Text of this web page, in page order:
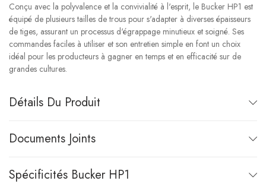
Conçu avec la polyvalence et la convivialité à l'esprit, le Bucker HP1 est
équipé de plusieurs tailles de trous pour s'adapter à diverses épaisseurs
de tiges, assurant un processus d'égrappage minutieux et soigné. Ses
commandes faciles à utiliser et son entretien simple en font un choix
idéal pour les producteurs à gagner en temps et en efficacité sur de
grandes cultures.
Détails Du Produit
Documents Joints
Spécificités Bucker HP1